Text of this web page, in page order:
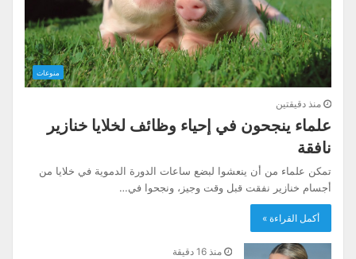
منوعات
منذ دقيقتين
علماء ينجحون في إحياء وظائف لخلايا خنازير
نافقة
تمكن علماء من أن ينعشوا لبضع ساعات الدورة الدموية في خلايا من
أجسام خنازير نفقت قبل وقت وجيز، ونجحوا في…
أكمل القراءة »
منذ 16 دقيقة